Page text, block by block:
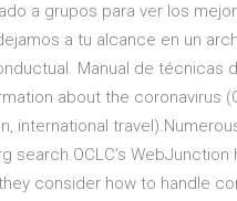
a grupos para ver los
a tu alcance en un
Manual de técnicas
about the coronavirus
international
search.OCLC’s
consider how to handle